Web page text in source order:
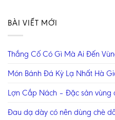
BÀI VIẾT MỚI
Thắng Cố Có Gì Mà Ai Đến
Món Bánh Đá Kỳ Lạ Nhất Hà
Lợn Cắp Nách – Đặc sản vùng
Đau dạ dày có nên dùng chè